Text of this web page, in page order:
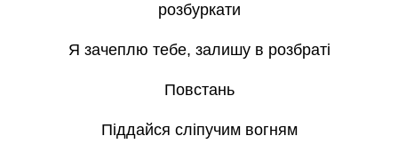
розбуркати
Я зачеплю тебе, залишу в розбраті
Повстань
Піддайся сліпучим вогням